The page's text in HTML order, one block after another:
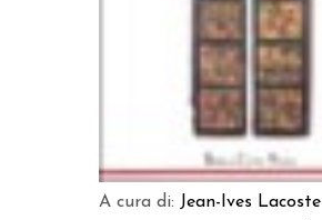
A cura di: Jean-Ives Lacoste